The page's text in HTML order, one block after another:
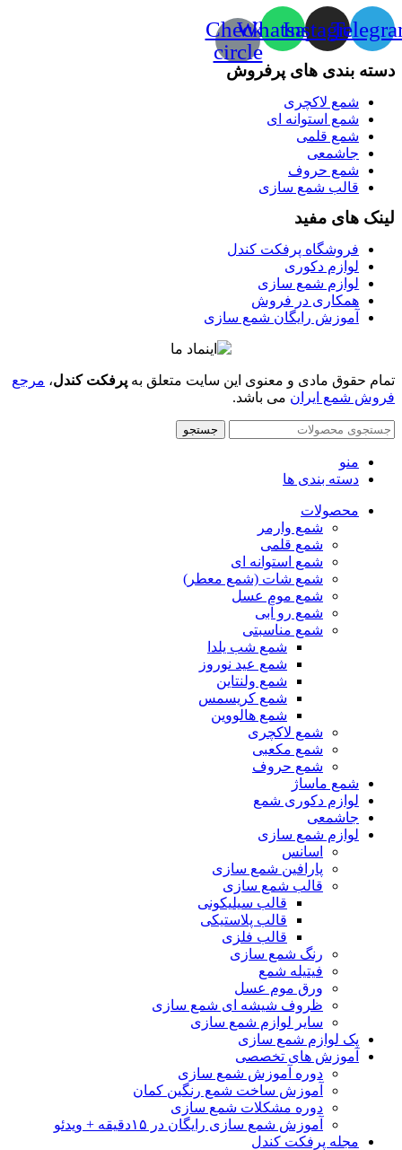
Instagram
Whatsapp
Check-
circle
دسته بندی های پرفروش
شمع لاکچری
شمع استوانه ای
شمع قلمی
جاشمعی
شمع حروف
قالب شمع سازی
لینک های مفید
فروشگاه پرفکت کندل
لوازم دکوری
لوازم شمع سازی
همکاری در فروش
آموزش رایگان شمع سازی
تمام حقوق مادی و معنوی این سایت متعلق به پرفکت کندل، مرجع
فروش شمع ایران می باشد.
جستجو
منو
دسته بندی ها
محصولات
شمع وارمر
شمع قلمی
شمع استوانه ای
شمع شات (شمع معطر)
شمع موم عسل
شمع رو آبی
شمع مناسبتی
شمع شب یلدا
شمع عید نوروز
شمع ولنتاین
شمع کریسمس
شمع هالووین
شمع لاکچری
شمع مکعبی
شمع حروف
شمع ماساژ
لوازم دکوری شمع
جاشمعی
لوازم شمع سازی
اسانس
پارافین شمع سازی
قالب شمع سازی
قالب سیلیکونی
قالب پلاستیکی
قالب فلزی
رنگ شمع سازی
فیتیله شمع
ورق موم عسل
ظروف شیشه ای شمع سازی
سایر لوازم شمع سازی
پک لوازم شمع سازی
آموزش های تخصصی
دوره آموزش شمع سازی
آموزش ساخت شمع رنگین کمان
دوره مشکلات شمع سازی
آموزش شمع سازی رایگان در ۱۵دقیقه + ویدئو
مجله پرفکت کندل